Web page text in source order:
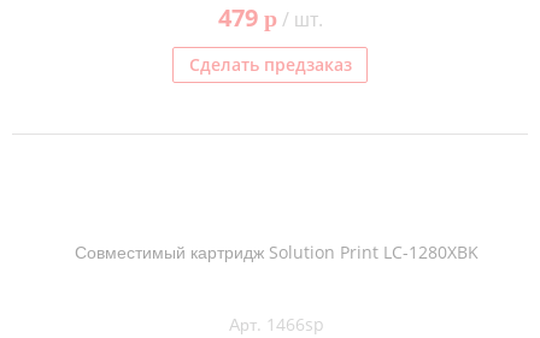
479 p/ шт.
Сделать предзаказ
Совместимый картридж Solution Print LC-1280XBK
Арт. 1466sp